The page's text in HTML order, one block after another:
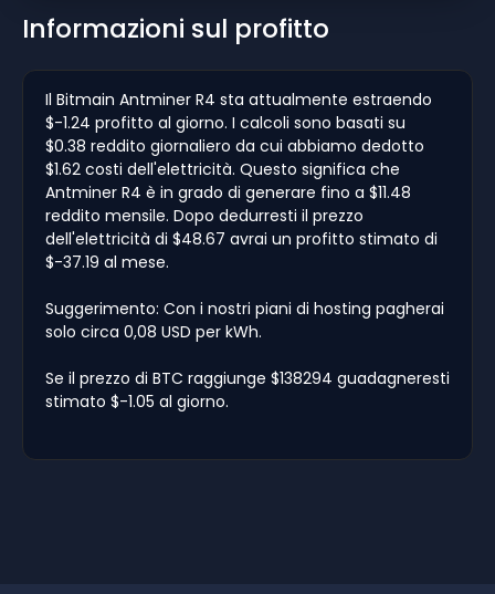
Informazioni sul profitto
Il Bitmain Antminer R4 sta attualmente estraendo
$-1.24 profitto al giorno. I calcoli sono basati su
$0.38 reddito giornaliero da cui abbiamo dedotto
$1.62 costi dell'elettricità. Questo significa che
Antminer R4 è in grado di generare fino a $11.48
reddito mensile. Dopo dedurresti il prezzo
dell'elettricità di $48.67 avrai un profitto stimato di
$-37.19 al mese.
Suggerimento: Con i nostri piani di hosting pagherai
solo circa 0,08 USD per kWh.
Se il prezzo di BTC raggiunge $138294 guadagneresti
stimato $-1.05 al giorno.